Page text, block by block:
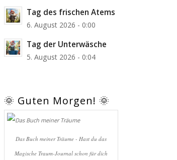
Tag des frischen Atems
6. August 2026 - 0:00
Tag der Unterwäsche
5. August 2026 - 0:04
🌞 Guten Morgen! 🌞
Das Buch meiner Träume - Hast du das
Magische Traum-Journal schon für dich